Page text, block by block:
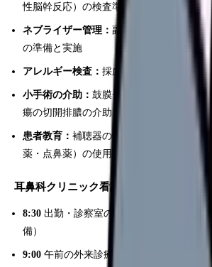
性脳幹反応）の検査準備
ネブライザー管理： 副鼻腔炎・喉頭炎患
の準備と実施
アレルギー検査： 採血やプリックテスト
小手術の介助： 鼓膜チューブ留置・鼻ポ
瘍の切開排膿の介助
患者教育： 補聴器の使い方指導、鼻洗浄
薬・点鼻薬）の使用方法指導
耳鼻科クリニック看護師の1日のタイム
8:30 出勤・診察室の準備（器具の滅菌確
備）
9:00 午前の外来診療開始・診察介助・処